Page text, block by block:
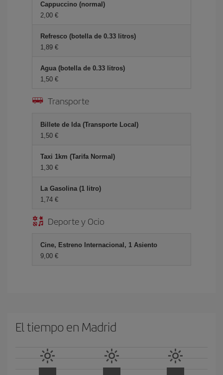
Cappuccino (normal)
2,00 €
Refresco (botella de 0.33 litros)
1,89 €
Agua (botella de 0.33 litros)
1,50 €
Transporte
Billete de Ida (Transporte Local)
1,50 €
Taxi 1km (Tarifa Normal)
1,30 €
La Gasolina (1 litro)
1,74 €
Deporte y Ocio
Cine, Estreno Internacional, 1 Asiento
9,00 €
El tiempo en Madrid